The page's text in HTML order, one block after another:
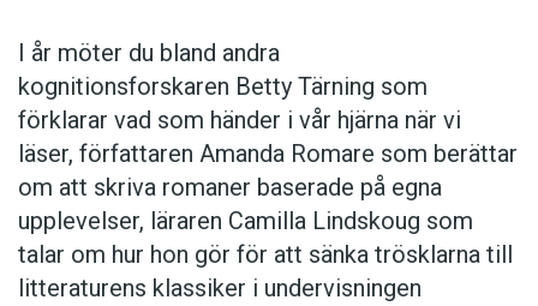
I år möter du bland andra
kognitionsforskaren Betty Tärning som
förklarar vad som händer i vår hjärna när vi
läser, författaren Amanda Romare som berättar
om att skriva romaner baserade på egna
upplevelser, läraren Camilla Lindskoug som
talar om hur hon gör för att sänka trösklarna till
litteraturens klassiker i undervisningen